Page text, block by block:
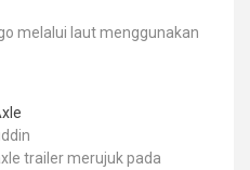
melalui laut menggunakan
trailer merujuk pada